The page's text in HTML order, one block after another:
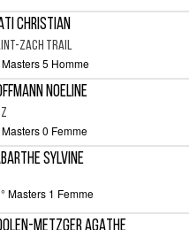
CHRISTIAN
ZACH TRAIL
Masters 5 Homme
NOELINE
Masters 0 Femme
SYLVINE
Masters 1 Femme